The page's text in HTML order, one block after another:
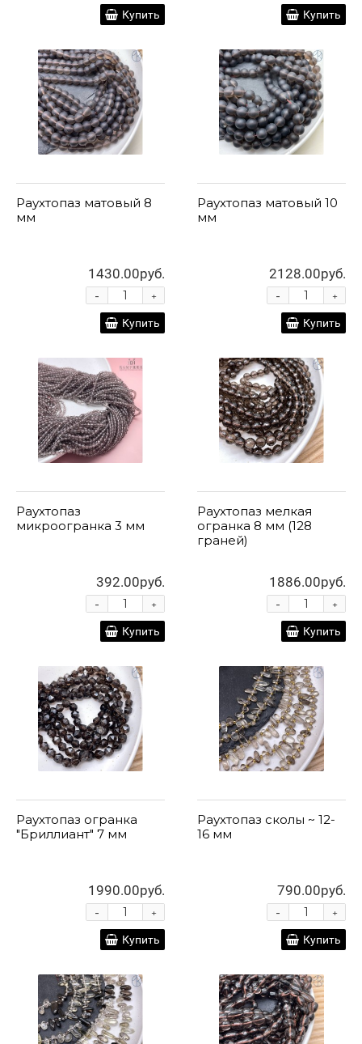
Купить Купить
Раухтопаз матовый 8
мм
1430.00руб.
+
-
Купить
Раухтопаз матовый 10
мм
2128.00руб.
+
-
Купить
Раухтопаз
микроогранка 3 мм
392.00руб.
+
-
Купить
Раухтопаз мелкая
огранка 8 мм (128
граней)
1886.00руб.
+
-
Купить
Раухтопаз огранка
"Бриллиант" 7 мм
1990.00руб.
+
-
Купить
Раухтопаз сколы ~ 12-
16 мм
790.00руб.
+
-
Купить